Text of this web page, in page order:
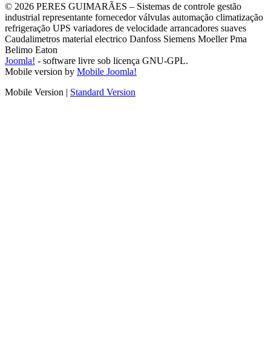
© 2026 PERES GUIMARÃES – Sistemas de controle gestão
industrial representante fornecedor válvulas automação climatização
refrigeração UPS variadores de velocidade arrancadores suaves
Caudalimetros material electrico Danfoss Siemens Moeller Pma
Belimo Eaton
Joomla! - software livre sob licença GNU-GPL.
Mobile version by Mobile Joomla!
Mobile Version | Standard Version